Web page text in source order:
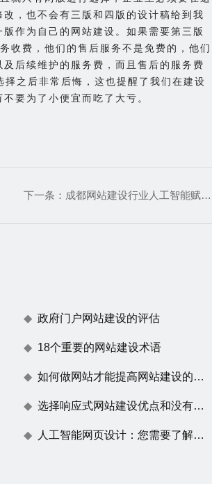
，也不会有三版和四版的设计稿给到我
作为自己的网站建设。如果需要第三版
收费，他们的售后服务不是免费的，他们
后续维护的服务费，而且售后的服务费
之后非常后悔，这也提醒了我们在建设
要为了小便宜而吃了大亏。
下一条： 成都网站建设行业人工智能赋能网站智能化发展
政府门户网站建设的评估
18个重要的网站建设术语
如何做网站才能提高网站建设的用户体验度
选择响应式网站建设优点和没有任何效果原因
人工智能网页设计：您需要了解的一切